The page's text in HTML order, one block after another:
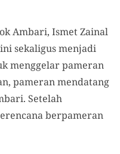
Ambari, Ismet Zainal
sekaligus menjadi
menggelar pameran
pameran mendatang
Setelah
berpameran